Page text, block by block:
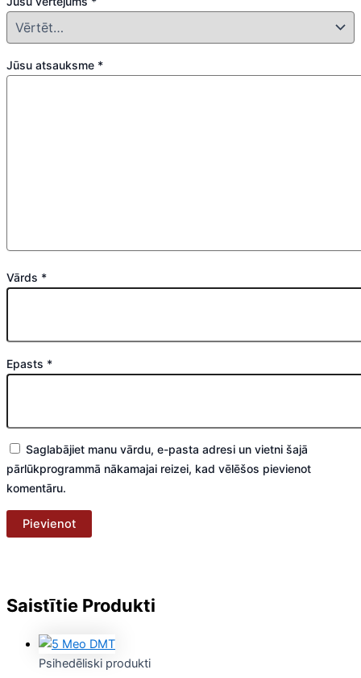
Jūsu atsauksme *
Vārds *
Epasts *
Saglabājiet manu vārdu, e-pasta adresi un vietni šajā
pārlūkprogrammā nākamajai reizei, kad vēlēšos pievienot
komentāru.
Saistītie Produkti
Psihedēliski produkti